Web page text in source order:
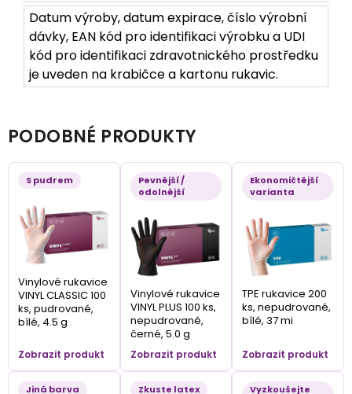
Datum výroby, datum expirace, číslo výrobní
dávky, EAN kód pro identifikaci výrobku a UDI
kód pro identifikaci zdravotnického prostředku
je uveden na krabičce a kartonu rukavic.
PODOBNÉ PRODUKTY
S pudrem
Vinylové rukavice
VINYL CLASSIC 100
ks, pudrované,
bílé, 4.5 g
Zobrazit produkt
Pevnější /
odolnější
Vinylové rukavice
VINYL PLUS 100 ks,
nepudrované,
černé, 5.0 g
Zobrazit produkt
Ekonomičtější
varianta
TPE rukavice 200
ks, nepudrované,
bílé, 37 mi
Zobrazit produkt
Jiná barva Zkuste latex Vyzkoušejte